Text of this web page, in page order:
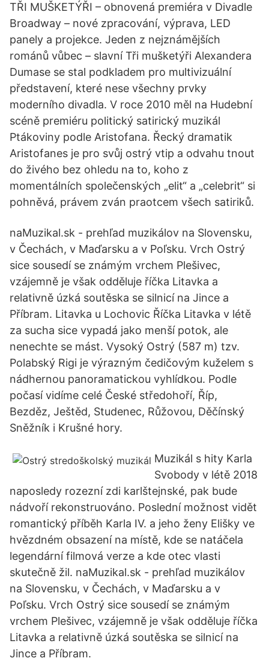
TŘI MUŠKETÝŘI – obnovená premiéra v Divadle
Broadway – nové zpracování, výprava, LED
panely a projekce. Jeden z nejznámějších
románů vůbec – slavní Tři mušketýři Alexandera
Dumase se stal podkladem pro multivizuální
představení, které nese všechny prvky
moderního divadla. V roce 2010 měl na Hudební
scéně premiéru politický satirický muzikál
Ptákoviny podle Aristofana. Řecký dramatik
Aristofanes je pro svůj ostrý vtip a odvahu tnout
do živého bez ohledu na to, koho z
momentálních společenských „elit“ a „celebrit“ si
pohněvá, právem zván praotcem všech satiriků.
naMuzikal.sk - prehľad muzikálov na Slovensku,
v Čechách, v Maďarsku a v Poľsku. Vrch Ostrý
sice sousedí se známým vrchem Plešivec,
vzájemně je však odděluje říčka Litavka a
relativně úzká soutěska se silnicí na Jince a
Příbram. Litavka u Lochovic Říčka Litavka v létě
za sucha sice vypadá jako menší potok, ale
nenechte se mást. Vysoký Ostrý (587 m) tzv.
Polabský Rigi je výrazným čedičovým kuželem s
nádhernou panoramatickou vyhlídkou. Podle
počasí vidíme celé České středohoří, Říp,
Bezděz, Ještěd, Studenec, Růžovou, Děčínský
Sněžník i Krušné hory.
Muzikál s hity Karla
Svobody v létě 2018
naposledy rozezní zdi karlštejnské, pak bude
nádvoří rekonstruováno. Poslední možnost vidět
romantický příběh Karla IV. a jeho ženy Elišky ve
hvězdném obsazení na místě, kde se natáčela
legendární filmová verze a kde otec vlasti
skutečně žil. naMuzikal.sk - prehľad muzikálov
na Slovensku, v Čechách, v Maďarsku a v
Poľsku. Vrch Ostrý sice sousedí se známým
vrchem Plešivec, vzájemně je však odděluje říčka
Litavka a relativně úzká soutěska se silnicí na
Jince a Příbram.